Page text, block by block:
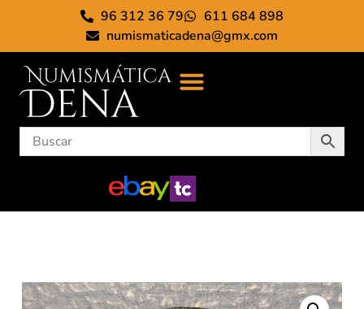
96 312 36 79
611 684 898
numismaticadena@gmx.com